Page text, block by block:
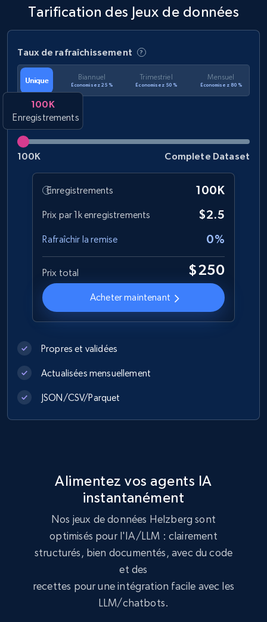
Best Buy products
URL, Product id, Title, Images, Final price,
Currency, Discount, Initial price, and more.
1.1K+ 148+ Buy Now
Lowes.com
URL, Domain, Marketplace pn, Sku, Other pn,
Model number, Gtin ean pn, Product name, and
more.
eCommerce
991+ 162+
price, Currency, Stock, and more.
eCommerce
988+ 160+ Buy Now
Tarification des Jeux de données
Taux de rafraîchissement
Unique Biannuel
Économisez 25 %
Trimestriel
Économisez 50 %
Mensuel
Économisez 80 %
100K
Enregistrements
100K Complete Dataset
Enregistrements 100K
Prix par 1k enregistrements $2.5
Rafraîchir la remise 0%
Prix total $250
Acheter maintenant
Propres et validées
Actualisées mensuellement
JSON/CSV/Parquet
Alimentez vos agents IA
instantanément
Nos jeux de données Helzberg sont
optimisés pour l'IA/LLM : clairement
structurés, bien documentés, avec du code
et des
recettes pour une intégration facile avec les
LLM/chatbots.